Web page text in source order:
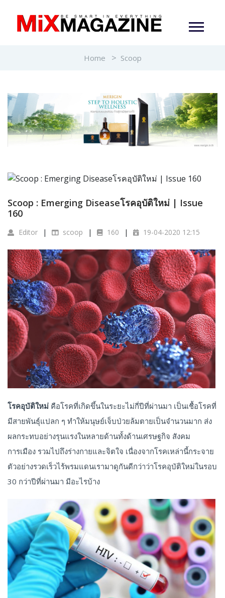
Home Scoop
Scoop : Emerging Diseaseโรคอุบัติใหม่ | Issue
160
Editor scoop 160 19-04-2020 12:15
โรคอุบัติใหม่ คือโรคที่เกิดขึ้นในระยะไม่กี่ปีที่ผ่านมา เป็นเชื้อโรคที่
มีสายพันธุ์แปลก ๆ ทำให้มนุษย์เจ็บป่วยล้มตายเป็นจำนวนมาก ส่ง
ผลกระทบอย่างรุนแรงในหลายด้านทั้งด้านเศรษฐกิจ สังคม
การเมือง รวมไปถึงร่างกายและจิตใจ เนื่องจากโรคเหล่านี้กระจาย
ตัวอย่างรวดเร็วไร้พรมแดนเรามาดูกันดีกว่าว่าโรคอุบัติใหม่ในรอบ
30 กว่าปีที่ผ่านมา มีอะไรบ้าง